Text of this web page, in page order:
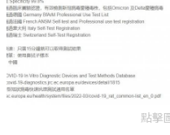
點擊